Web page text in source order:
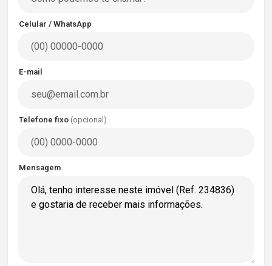
Celular / WhatsApp
E-mail
Telefone fixo (opcional)
Mensagem